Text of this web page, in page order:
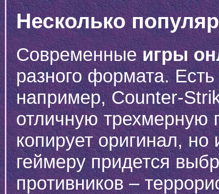
Несколько
Современныеигры
разного формата.
например, Counter-
отличную трехмерную
копирует оригинал,
геймеру придется
противников –